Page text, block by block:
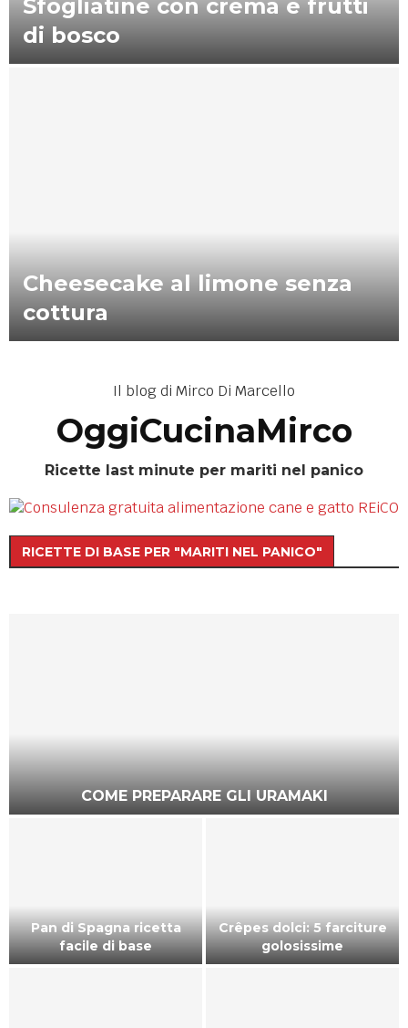
Sfogliatine con crema e frutti
di bosco
Cheesecake al limone senza
cottura
Il blog di Mirco Di Marcello
OggiCucinaMirco
Ricette last minute per mariti nel panico
RICETTE DI BASE PER "MARITI NEL PANICO"
COME PREPARARE GLI URAMAKI
Pan di Spagna ricetta
facile di base
Crêpes dolci: 5 farciture
golosissime